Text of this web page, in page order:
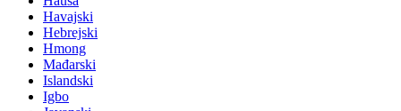
Havajski
Hebrejski
Hmong
Mađarski
Islandski
Igbo